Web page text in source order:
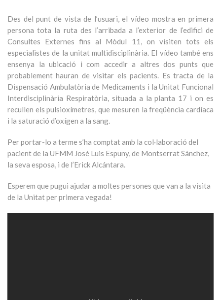
Des del punt de vista de l’usuari, el vídeo mostra en primera
persona tota la ruta des l’arribada a l’exterior de l’edifici de
Consultes Externes fins al Mòdul 11, on visiten tots els
especialistes de la unitat multidisciplinària. El vídeo també ens
ensenya la ubicació i com accedir a altres dos punts que
probablement hauran de visitar els pacients. Es tracta de la
Dispensació Ambulatòria de Medicaments i la Unitat Funcional
Interdisciplinària Respiratòria, situada a la planta 17 i on es
recullen els pulsioxímetres, que mesuren la freqüència cardíaca
i la saturació d’oxígen a la sang.
Per portar-lo a terme s’ha comptat amb la col·laboració del
pacient de la UFMM José Luis Espuny, de Montserrat Sánchez,
la seva esposa, i de l’Erick Alcántara.
Esperem que pugui ajudar a moltes persones que van a la visita
de la Unitat per primera vegada!